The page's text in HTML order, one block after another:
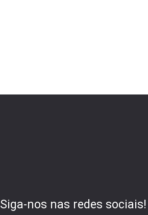
Siga-nos nas redes sociais!